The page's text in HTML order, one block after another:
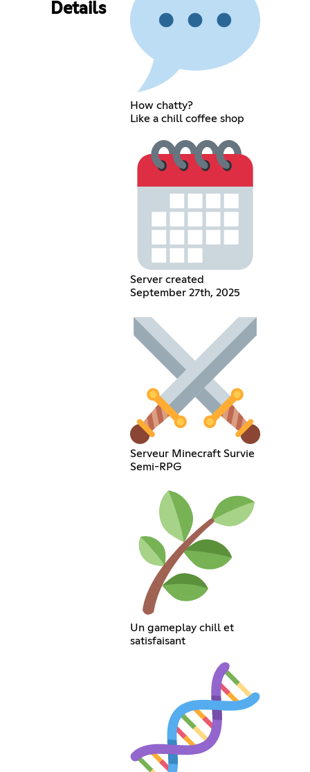
Details
How chatty?
Like a chill coffee shop
Server created
September 27th, 2025
Serveur Minecraft Survie
Semi-RPG
Un gameplay chill et
satisfaisant